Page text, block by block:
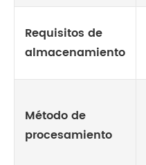
Requisitos de
almacenamiento
Método de
procesamiento